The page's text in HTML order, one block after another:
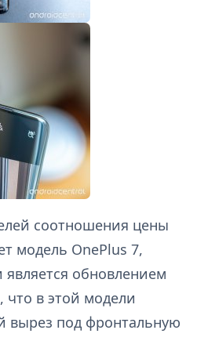
соотношения цены
модель OnePlus 7,
обновлением
что в этой модели
вырез под фронтальную